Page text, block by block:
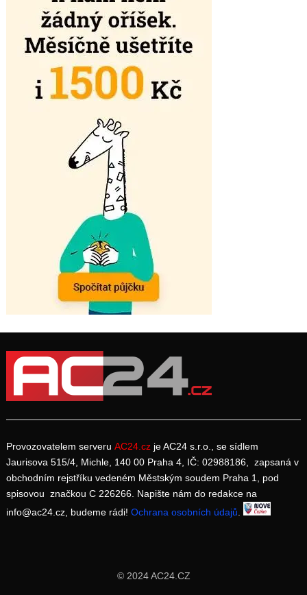
Provozovatelem serveru AC24.cz je AC24 s.r.o., se sídlem
Jaurisova 515/4, Michle, 140 00 Praha 4, IČ: 02988186, zapsaná v
obchodním rejstříku vedeném Městským soudem Praha 1, pod
spisovou značkou C 226266. Napište nám do redakce na
info@ac24.cz, budeme rádi! Ochrana osobních údajů
© 2024 AC24.CZ